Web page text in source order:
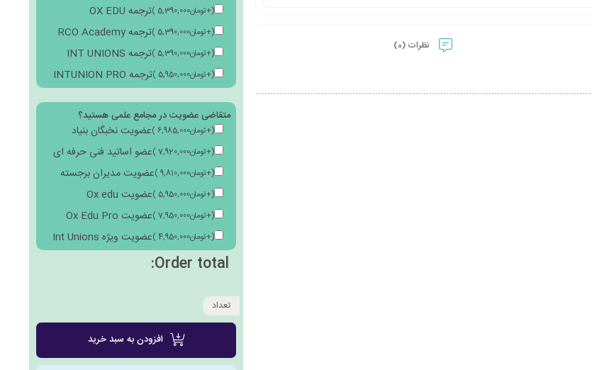
نظرات (0)
ترجمه OX EDU (
+
5,390,000تومان )
ترجمه RCO Academy (
+
5,390,000تومان )
ترجمه INT UNIONS (
+
5,390,000تومان )
ترجمه INTUNION PRO (
+
5,950,000تومان )
متقاضی عضویت در مجامع علمی هستید؟
عضویت نخبگان بنیاد (
+
6,985,000تومان )
عضو اساتید فنی حرفه ای (
+
7,920,000تومان )
عضویت مدیران برجسته (
+
9,810,000تومان )
عضویت Ox edu (
+
5,950,000تومان )
عضویت Ox Edu Pro (
+
7,950,000تومان )
عضویت ویژه Int Unions (
+
4,950,000تومان )
Order total:
تعداد
افزودن به سبد خرید